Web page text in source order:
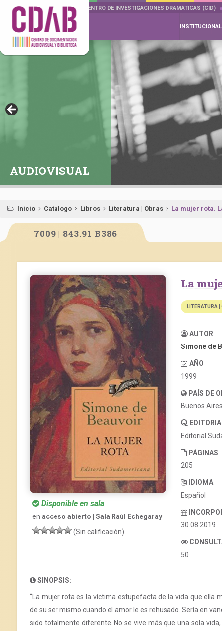
DOCUMENTA DRAMÁTICAS CENTRO DE INVESTIGACIONES DRAMÁTICAS (CID)
INSTITUCIONAL
AUDIOVISUAL
Inicio Catálogo Libros Literatura | Obras La mujer rota.
7009 | 843.91 B386
Disponible en sala
en acceso abierto | Sala Raúl Echegaray
(Sin calificación)
La
LITERATURA |
AUTOR
Simone de
AÑO
1999
PAÍS DE
Buenos
Editorial
PÁGINAS
205
IDIOMA
Español
30.08.2019
50
SINOPSIS:
“La mujer rota es la víctima estupefacta de la vida que ella
de su ser mismo cuando el amor le es rehusado. Sería en
sido totalmente diferente. No se vive más que una sola